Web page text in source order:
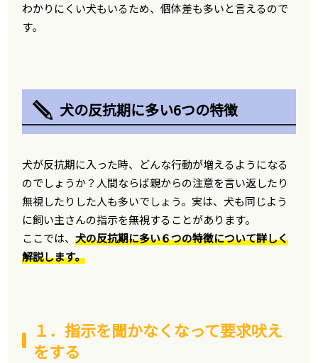
わかりにくい犬もいるため、個体差も多いと言えるので
す。
犬の反抗期に多い6つの特徴
犬が反抗期に入った時、どんな行動が増えるようになる
のでしょうか？人間ならば親からの注意を言い返したり
無視したりした人も多いでしょう。実は、犬も同じよう
に飼い主さんの指示を無視することがあります。
ここでは、犬の反抗期に多い６つの特徴について詳しく
解説します。
１．指示を聞かなくなって要求吠え
をする